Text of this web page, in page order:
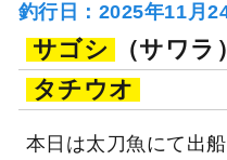
釣行日：2025年11月
サゴシ
（サワラ）
タチウオ
本日は太刀魚にて出